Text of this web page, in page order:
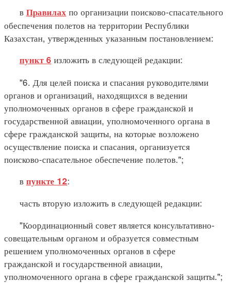
в Правилах по организации поисково-спасательного
обеспечения полетов на территории Республики
Казахстан, утвержденных указанным постановлением:
пункт 6 изложить в следующей редакции:
"6. Для целей поиска и спасания руководителями
органов и организаций, находящихся в ведении
уполномоченных органов в сфере гражданской и
государственной авиации, уполномоченного органа в
сфере гражданской защиты, на которые возложено
осуществление поиска и спасания, организуется
поисково-спасательное обеспечение полетов.";
в пункте 12:
часть вторую изложить в следующей редакции:
"Координационный совет является консультативно-
совещательным органом и образуется совместным
решением уполномоченных органов в сфере
гражданской и государственной авиации,
уполномоченного органа в сфере гражданской защиты.";